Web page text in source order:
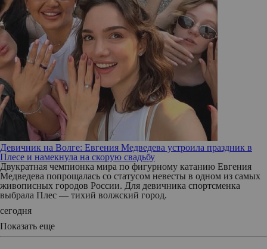
Девичник на Волге: Евгения Медведева устроила праздник в
Плесе и намекнула на скорую свадьбу
Двукратная чемпионка мира по фигурному катанию Евгения
Медведева попрощалась со статусом невесты в одном из самых
живописных городов России. Для девичника спортсменка
выбрала Плес — тихий волжский город.
сегодня
Показать еще